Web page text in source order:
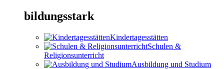
bildungsstark
Kindertagesstätten
Schulen &
Religionsunterricht
Ausbildung und Studium